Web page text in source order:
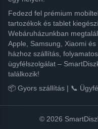
Fedezd fel prémium
tartozékok és tablet
Webáruházunkban
Apple, Samsung, Xiaomi
házhoz szállítás,
ügyfélszolgálat –
találkozik!
📦 Gyors szállítás | 📞
© 2026